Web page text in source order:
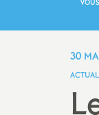
30